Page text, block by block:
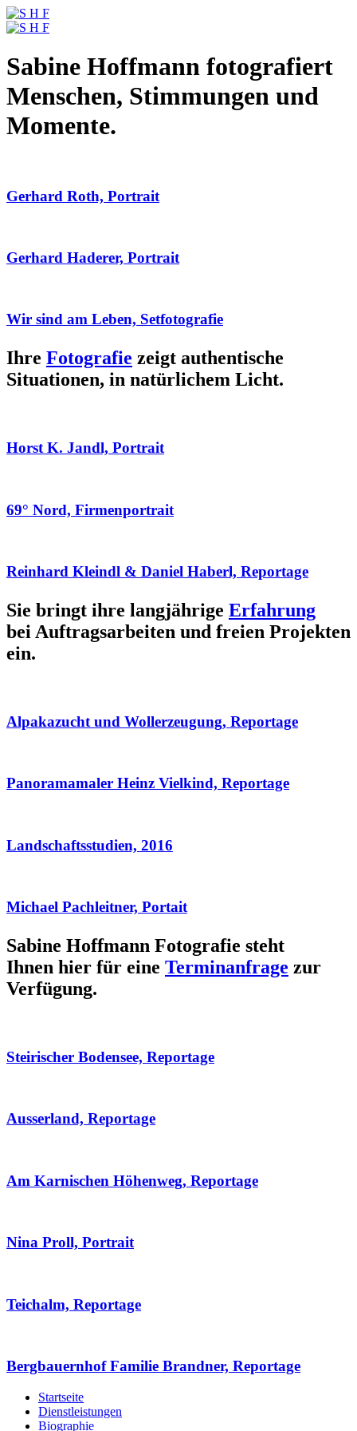
Sabine Hoffmann fotografiert
Menschen, Stimmungen und
Momente.
Gerhard Roth, Portrait
Gerhard Haderer, Portrait
Wir sind am Leben, Setfotografie
Ihre Fotografie zeigt authentische
Situationen, in natürlichem Licht.
Horst K. Jandl, Portrait
69° Nord, Firmenportrait
Reinhard Kleindl & Daniel Haberl, Reportage
Sie bringt ihre langjährige Erfahrung
bei Auftragsarbeiten und freien Projekten
ein.
Alpakazucht und Wollerzeugung, Reportage
Panoramamaler Heinz Vielkind, Reportage
Landschaftsstudien, 2016
Michael Pachleitner, Portait
Sabine Hoffmann Fotografie steht
Ihnen hier für eine Terminanfrage zur
Verfügung.
Steirischer Bodensee, Reportage
Ausserland, Reportage
Am Karnischen Höhenweg, Reportage
Nina Proll, Portrait
Teichalm, Reportage
Bergbauernhof Familie Brandner, Reportage
Startseite
Dienstleistungen
Biographie